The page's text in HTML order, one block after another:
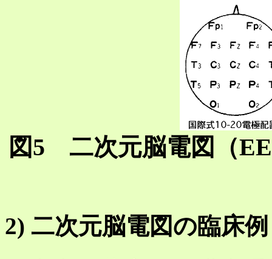
図5 二次元脳電図（
2) 二次元脳電図の臨床例